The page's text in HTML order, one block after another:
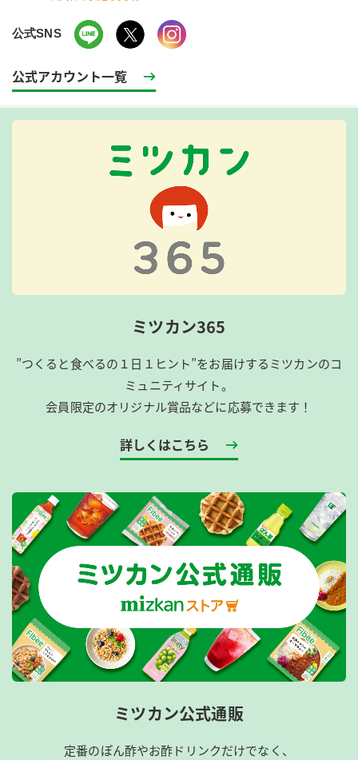
公式SNS
公式アカウント一覧
ミツカン365
”つくると食べるの１日１ヒント”をお届けするミツカンのコ
ミュニティサイト。
会員限定のオリジナル賞品などに応募できます！
詳しくはこちら
ミツカン公式通販
定番のぽん酢やお酢ドリンクだけでなく、